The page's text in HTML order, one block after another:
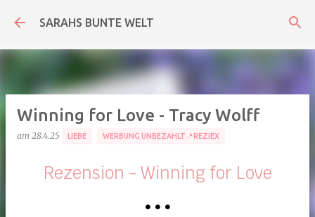
Direkt zum Hauptbereich
SARAHS BUNTE WELT
Winning for Love - Tracy Wolff
am 28.4.25 LIEBE WERBUNG UNBEZAHLT📍REZIEX
Rezension - Winning for Love
• • •